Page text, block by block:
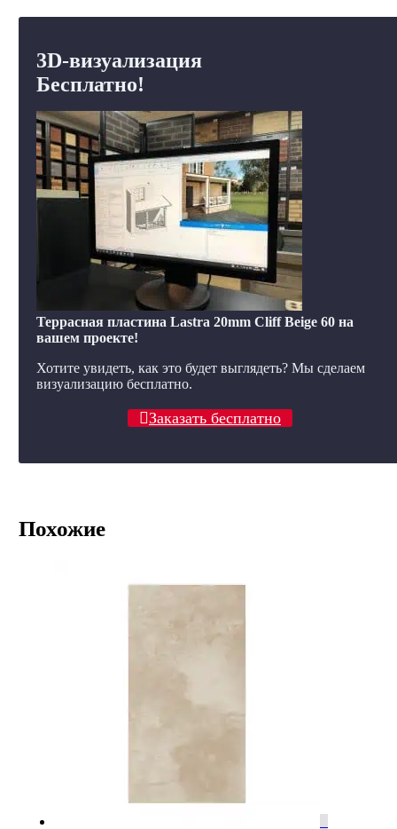
3D-визуализация
Бесплатно!
Террасная пластина Lastra 20mm Cliff Beige 60 на
вашем проекте!
Хотите увидеть, как это будет выглядеть? Мы сделаем
визуализацию бесплатно.
Заказать бесплатно
Похожие